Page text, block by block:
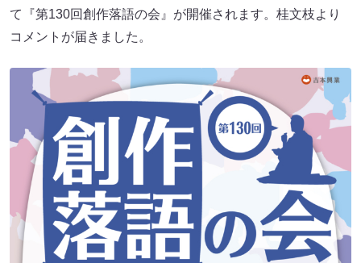
て『第130回創作落語の会』が開催されます。桂文枝より
コメントが届きました。